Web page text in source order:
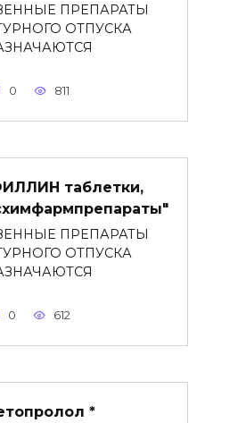
ПРЕПАРАТЫ
ОТПУСКА
0 811
таблетки,
ПРЕПАРАТЫ
ОТПУСКА
0 612
*